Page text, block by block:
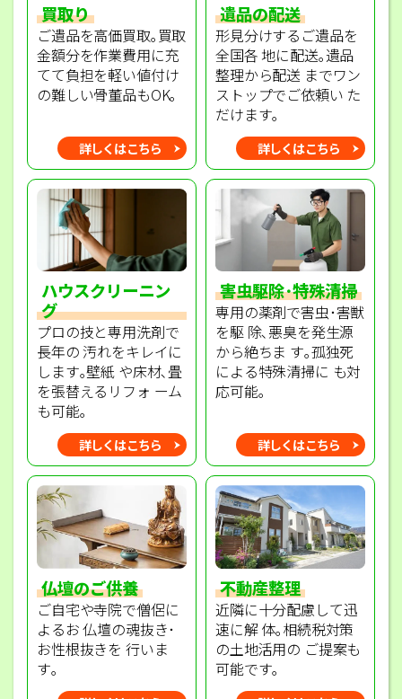
買取り
ご遺品を高価買取｡買取
金額分を作業費用に充
てて負担を軽い値付け
の難しい骨董品もOK｡
詳しくはこちら
遺品の配送
形見分けするご遺品を
全国各 地に配送｡遺品
整理から配送 までワン
ストップでご依頼い た
だけます｡
詳しくはこちら
ハウスクリーニン
グ
プロの技と専用洗剤で
長年の 汚れをキレイに
します｡壁紙 や床材､畳
を張替えるリフォ ーム
も可能｡
詳しくはこちら
害虫駆除･特殊清掃
専用の薬剤で害虫･害獣
を駆 除､悪臭を発生源
から絶ちま す｡孤独死
による特殊清掃に も対
応可能｡
詳しくはこちら
仏壇のご供養
ご自宅や寺院で僧侶に
よるお 仏壇の魂抜き･
お性根抜きを 行いま
す｡
不動産整理
近隣に十分配慮して迅
速に解 体｡相続税対策
の土地活用の ご提案も
可能です｡